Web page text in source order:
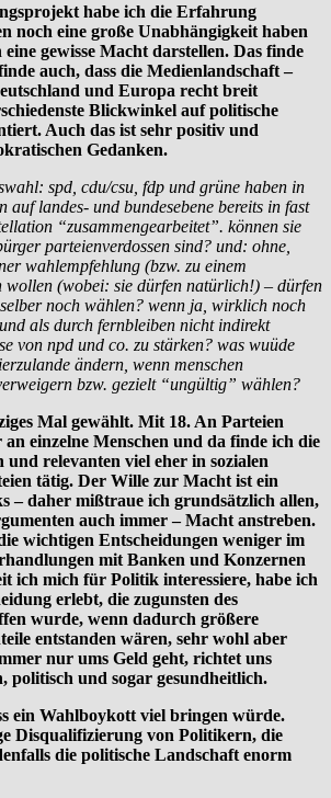
habe ich die Erfahrung
noch eine große Unabhängigkeit haben
gewisse Macht darstellen. Das finde
auch, dass die Medienlandschaft –
und Europa recht breit
Blickwinkel auf politische
Auch das ist sehr positiv und
Gedanken.
spd, cdu/csu, fdp und grüne haben in
auf landes- und bundesebene bereits in fast
“zusammengearbeitet”. können sie
parteienverdossen sind? und: ohne,
wahlempfehlung (bzw. zu einem
wollen (wobei: sie dürfen natürlich!) – dürfen
noch wählen? wenn ja, wirklich noch
als durch fernbleiben nicht indirekt
von npd und co. zu stärken? was wuüde
ändern, wenn menschen
bzw. gezielt “ungültig” wählen?
Mal gewählt. Mit 18. An Parteien
einzelne Menschen und da finde ich die
relevanten viel eher in sozialen
tätig. Der Wille zur Macht ist ein
– daher mißtraue ich grundsätzlich allen,
auch immer – Macht anstreben.
wichtigen Entscheidungen weniger im
mit Banken und Konzernen
ich mich für Politik interessiere, habe ich
erlebt, die zugunsten des
wurde, wenn dadurch größere
entstanden wären, sehr wohl aber
nur ums Geld geht, richtet uns
politisch und sogar gesundheitlich.
ein Wahlboykott viel bringen würde.
Disqualifizierung von Politikern, die
die politische Landschaft enorm